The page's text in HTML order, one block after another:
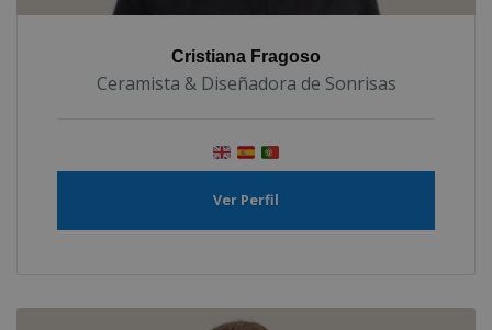
Cristiana Fragoso
Ceramista & Diseñadora de Sonrisas
Ver Perfil